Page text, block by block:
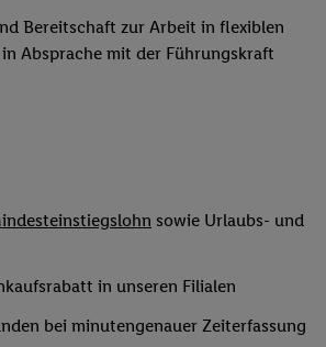
Bereitschaft zur Arbeit in flexiblen
Absprache mit der Führungskraft
sowie Urlaubs- und
in unseren Filialen
bei minutengenauer Zeiterfassung